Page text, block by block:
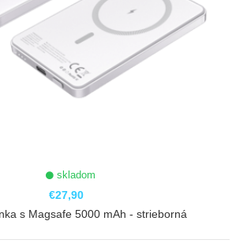
skladom
€27,90
s Magsafe 5000 mAh - strieborná